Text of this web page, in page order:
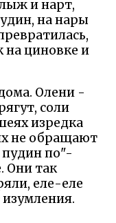
и нарт,
на нары
на циновке и
Олени -
соли
изредка
не обращают
по"-
Они так
еле-еле